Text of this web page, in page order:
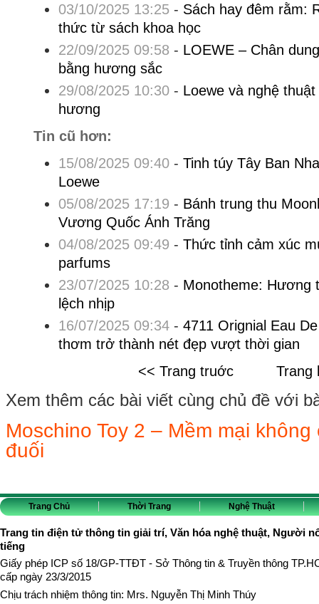
03/10/2025 13:25- Sách hay đêm rằm:
thức từ sách khoa học
22/09/2025 09:58 - LOEWE – Chân
bằng hương sắc
29/08/2025 10:30- Loewe và nghệ
hương
Tin cũ hơn:
15/08/2025 09:40- Tinh túy Tây Ban
Loewe
05/08/2025 17:19 - Bánh trung thu
Vương Quốc Ánh Trăng
04/08/2025 09:49 - Thức tỉnh cảm xúc
parfums
23/07/2025 10:28 - Monotheme: Hương
lệch nhịp
16/07/2025 09:34- 4711 Orignial Eau
thơm trở thành nét đẹp vượt thời gian
<< Trang truớc
Trang
Xem thêm các bài viết cùng chủ đề với
Moschino Toy 2 – Mềm mại
đuối
Trang Chủ Thời Trang Nghệ Thuật
Trang tin điện tử thông tin giải trí, Văn hóa nghệ thuật, Người
tiếng
Giấy phép ICP số 18/GP-TTĐT - Sở Thông tin & Truyền thông
cấp ngày 23/3/2015
Chịu trách nhiệm thông tin: Mrs. Nguyễn Thị Minh Thúy